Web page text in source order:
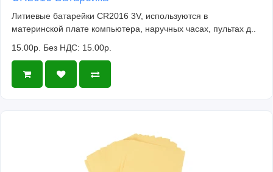
Литиевые батарейки CR2016 3V, используются в
материнской плате компьютера, наручных часах, пультах д..
15.00р. Без НДС: 15.00р.